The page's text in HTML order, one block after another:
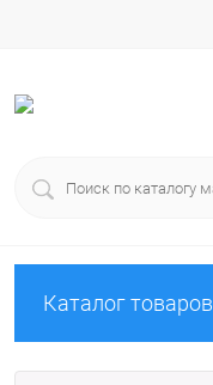
Каталог товаров